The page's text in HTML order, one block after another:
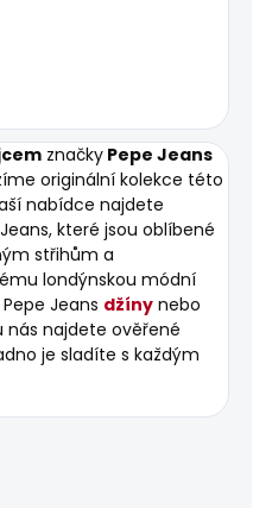
značky Pepe Jeans
originální kolekce této
nabídce najdete
které jsou oblíbené
střihům a
londýnskou módní
Jeans džíny nebo
nás najdete ověřené
je sladíte s každým